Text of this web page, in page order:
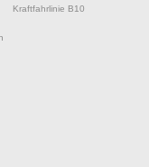
Kraftfahrlinie B10